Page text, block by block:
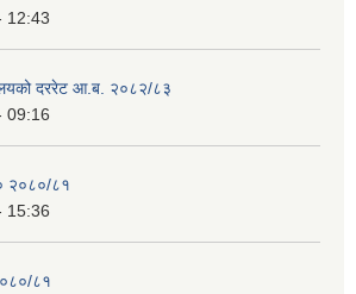
12:43
दररेट आ.ब. २०८२/८३
09:16
२०८०/८१
15:36
८१